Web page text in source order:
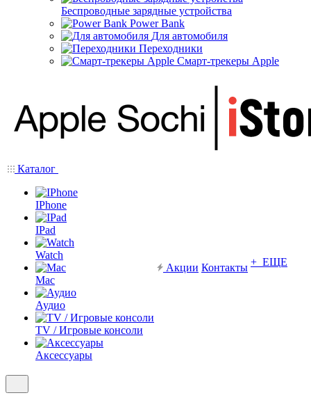
Беспроводные зарядные устройства
Power Bank
Для автомобиля
Переходники
Смарт-трекеры Apple
Каталог
IPhone
IPad
Watch
Mac
Аудио
TV / Игровые консоли
Аксессуары
Акции Контакты + ЕЩЕ